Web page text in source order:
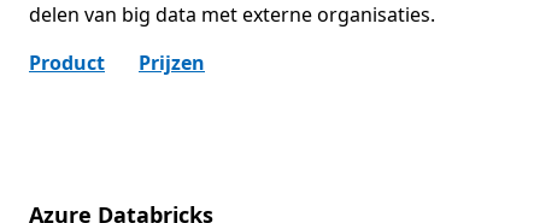
delen van big data met externe organisaties.
Product
Prijzen
Azure Databricks